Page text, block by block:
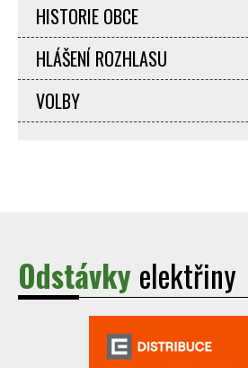
HISTORIE OBCE
HLÁŠENÍ ROZHLASU
VOLBY
Odstávky elektřiny